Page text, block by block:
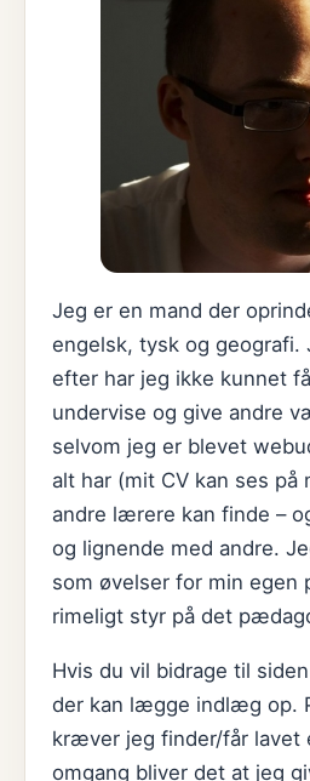
Jeg er en mand der
engelsk, tysk og
efter har jeg ikke kunnet
undervise og give andre
selvom jeg er blevet
alt har (mit CV kan ses på
andre lærere kan finde –
og lignende med andre.
som øvelser for min egen
rimeligt styr på det
Hvis du vil bidrage til
der kan lægge indlæg op.
kræver jeg finder/får lavet
omgang bliver det at jeg